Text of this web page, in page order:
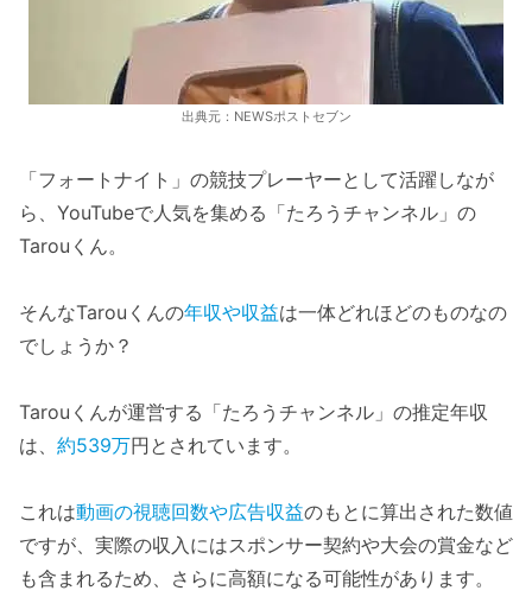
出典元：NEWSポストセブン
「フォートナイト」の競技プレーヤーとして活躍しなが
ら、YouTubeで人気を集める「たろうチャンネル」の
Tarouくん。
そんなTarouくんの年収や収益は一体どれほどのものなの
でしょうか？
Tarouくんが運営する「たろうチャンネル」の推定年収
は、 約539万円とされています。
これは動画の視聴回数や広告収益のもとに算出された数値
ですが、実際の収入にはスポンサー契約や大会の賞金など
も含まれるため、さらに高額になる可能性があります。